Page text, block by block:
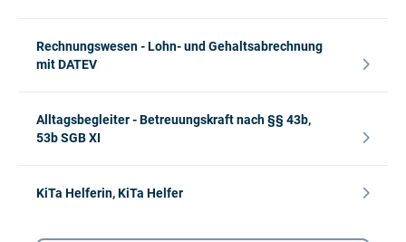
Rechnungswesen - Lohn- und Gehaltsabrechnung
mit DATEV
Alltagsbegleiter - Betreuungskraft nach §§ 43b,
53b SGB XI
KiTa Helferin, KiTa Helfer